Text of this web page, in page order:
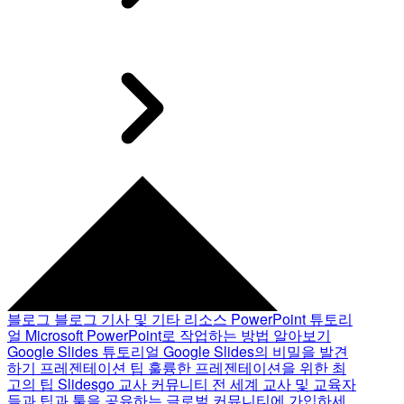
블로그 블로그 기사 및 기타 리소스 PowerPoint 튜토리
얼 Microsoft PowerPoint로 작업하는 방법 알아보기
Google Slides 튜토리얼 Google Slides의 비밀을 발견
하기 프레젠테이션 팁 훌륭한 프레젠테이션을 위한 최
고의 팁 Slidesgo 교사 커뮤니티 전 세계 교사 및 교육자